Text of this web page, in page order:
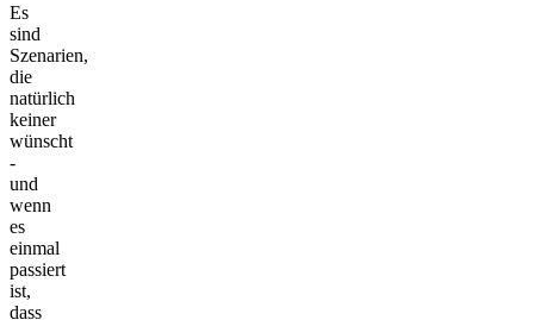
Es
sind
Szenarien,
die
natürlich
keiner
wünscht
-
und
wenn
es
einmal
passiert
ist,
dass